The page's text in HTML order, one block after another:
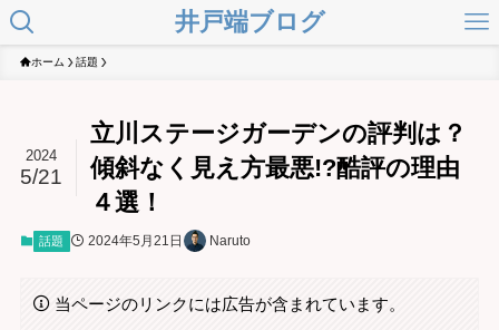
井戸端ブログ
ホーム 話題
立川ステージガーデンの評判は？
傾斜なく見え方最悪!?酷評の理由
４選！
2024
5/21
話題 2024年5月21日 Naruto
当ページのリンクには広告が含まれています。